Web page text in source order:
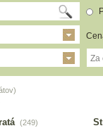
Za
(249)